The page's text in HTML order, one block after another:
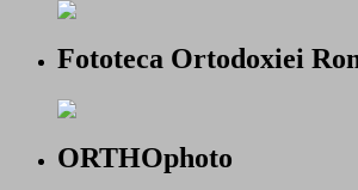
Fototeca Ortodoxiei
ORTHOphoto